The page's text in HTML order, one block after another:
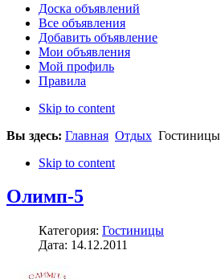
Доска объявлений
Все объявления
Добавить объявление
Мои объявления
Мой профиль
Правила
Skip to content
Вы здесь: Главная Отдых Гостиницы
Skip to content
Олимп-5
Категория: Гостиницы
Дата: 14.12.2011